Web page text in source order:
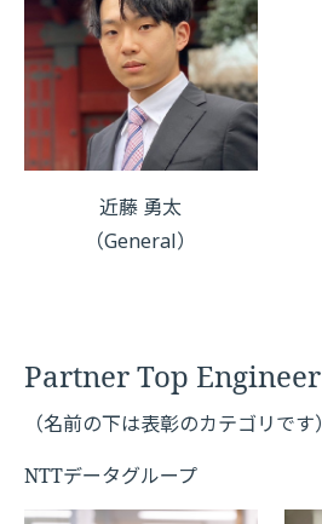
近藤 勇太
（General）
Partner Top Engineer
（名前の下は表彰のカテゴリです）
NTTデータグループ